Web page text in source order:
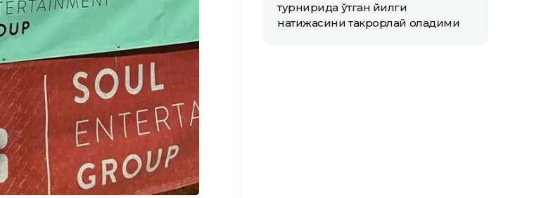
турнирида ўтган йилги
натижасини такрорлай оладими